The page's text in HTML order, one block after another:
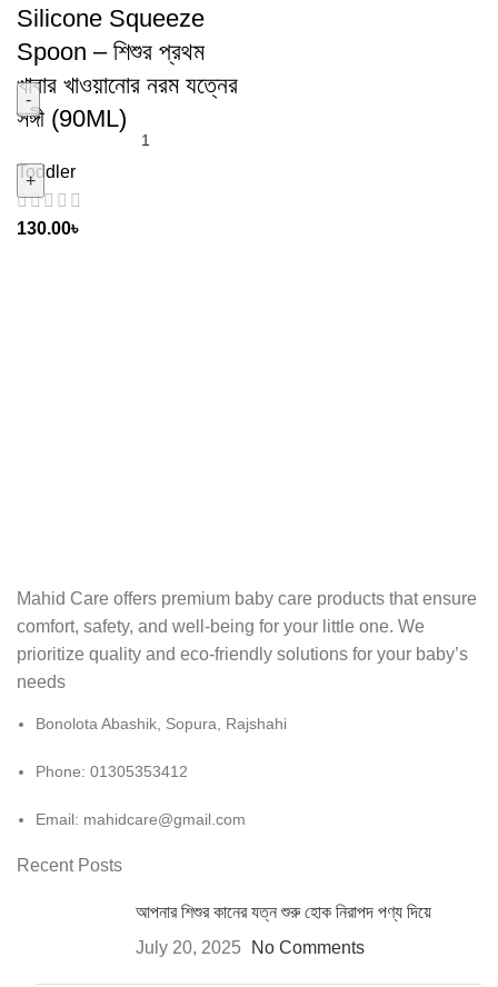
Silicone Squeeze
Spoon – শিশুর প্রথম
খাবার খাওয়ানোর নরম যত্নের
সঙ্গী (90ML)
Toddler
130.00৳
Mahid Care offers premium baby care products that ensure
comfort, safety, and well-being for your little one. We
prioritize quality and eco-friendly solutions for your baby’s
needs
Bonolota Abashik, Sopura, Rajshahi
Phone: 01305353412
Email: mahidcare@gmail.com
Recent Posts
আপনার শিশুর কানের যত্ন শুরু হোক নিরাপদ পণ্য দিয়ে
July 20, 2025
No Comments